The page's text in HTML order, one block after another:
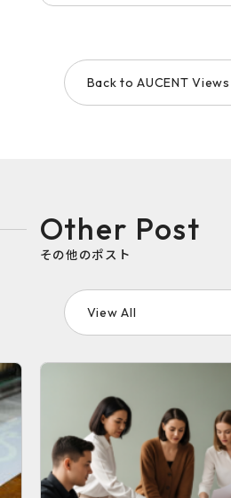
Back to AUCENT
Other Post
その他のポスト
View All